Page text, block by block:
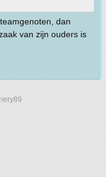
dan
van zijn ouders is